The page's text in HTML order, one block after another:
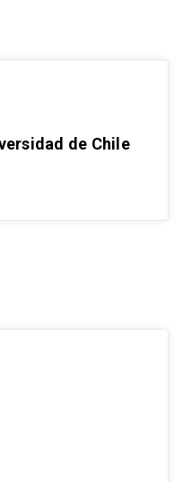
de Chile